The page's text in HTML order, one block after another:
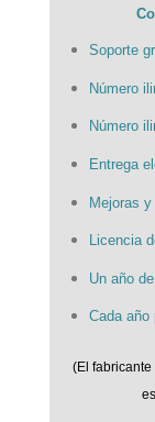
Soporte
Número
Número
Entrega
Mejoras
Licencia
Un año
Cada año
(El